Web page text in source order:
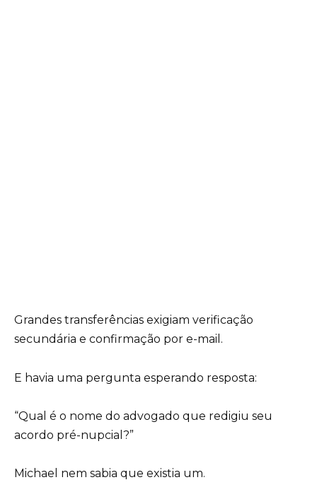
Grandes transferências exigiam verificação
secundária e confirmação por e-mail.
E havia uma pergunta esperando resposta:
“Qual é o nome do advogado que redigiu seu
acordo pré-nupcial?”
Michael nem sabia que existia um.